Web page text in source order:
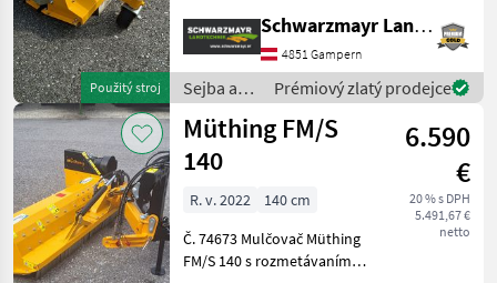
Použitý stroj
pre výkon 20 až 40 PS -
Pracovná šírka 160 cm -
Vonkajšia šírka 182 cm - 28
kusov nožov ty
Schwarzmayr Landtechnik GmbH - Gampern
4851 Gampern
Sejba a
starostlivosť
o plodinu
/ Müthing
Prémiový zlatý prodejce
Müthing FM/S
140
6.590
€
20 % s DPH
5.491,67 €
netto
R. v. 2022
140 cm
Č. 74673 Mulčovač Müthing
FM/S 140 s rozmetávaním -